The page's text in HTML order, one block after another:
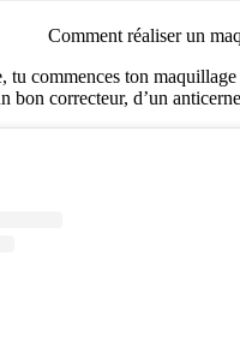
Comment réaliser un
tu commences ton
bon correcteur, d’un